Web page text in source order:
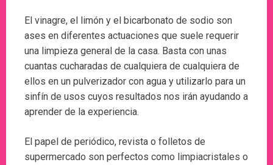
El vinagre, el limón y el bicarbonato de sodio son
ases en diferentes actuaciones que suele requerir
una limpieza general de la casa. Basta con unas
cuantas cucharadas de cualquiera de cualquiera de
ellos en un pulverizador con agua y utilizarlo para un
sinfín de usos cuyos resultados nos irán ayudando a
aprender de la experiencia.
El papel de periódico, revista o folletos de
supermercado son perfectos como limpiacristales o